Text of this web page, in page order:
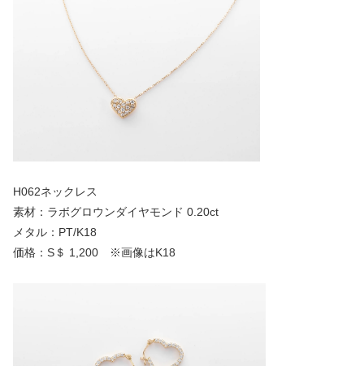
H062ネックレス
素材：ラボグロウンダイヤモンド 0.20ct
メタル：PT/K18
価格：S＄ 1,200 ※画像はK18